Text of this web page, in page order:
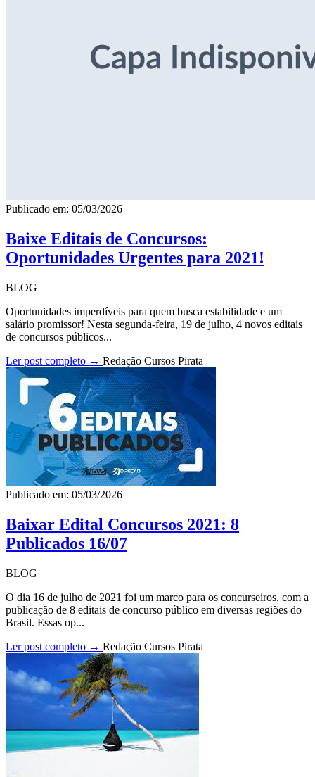
Publicado em: 05/03/2026
Baixe Editais de Concursos:
Oportunidades Urgentes para 2021!
BLOG
Oportunidades imperdíveis para quem busca estabilidade e um
salário promissor! Nesta segunda-feira, 19 de julho, 4 novos editais
de concursos públicos...
Ler post completo → Redação Cursos Pirata
Publicado em: 05/03/2026
Baixar Edital Concursos 2021: 8
Publicados 16/07
BLOG
O dia 16 de julho de 2021 foi um marco para os concurseiros, com a
publicação de 8 editais de concurso público em diversas regiões do
Brasil. Essas op...
Ler post completo → Redação Cursos Pirata